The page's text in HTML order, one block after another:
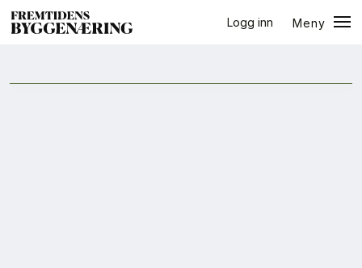
Logg inn
Meny
ressursbruk